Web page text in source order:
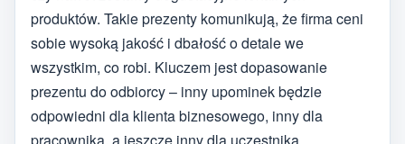
produktów. Takie prezenty komunikują, że firma ceni
sobie wysoką jakość i dbałość o detale we
wszystkim, co robi. Kluczem jest dopasowanie
prezentu do odbiorcy – inny upominek będzie
odpowiedni dla klienta biznesowego, inny dla
pracownika, a jeszcze inny dla uczestnika